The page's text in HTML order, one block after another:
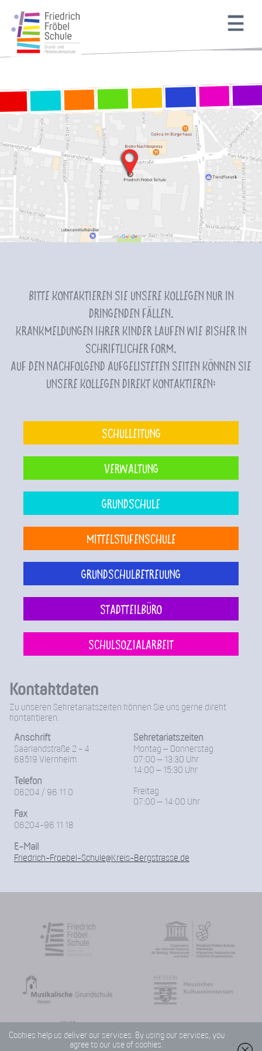
Bitte kontaktieren Sie unsere Kollegen nur in
dringenden Fällen.
Krankmeldungen Ihrer Kinder laufen wie bisher in
schriftlicher Form.
Auf den nachfolgend aufgelisteten Seiten können Sie
unsere Kollegen direkt kontaktieren:
Schulleitung
Verwaltung
Grundschule
Mittelstufenschule
Grundschulbetreuung
Stadtteilbüro
Schulsozialarbeit
Kontaktdaten
Zu unseren Sekretariatszeiten können Sie uns gerne direkt
kontaktieren.
Anschrift
Saarlandstraße 2 - 4
68519 Viernheim
Telefon
06204 / 96 11 0
Fax
06204-96 11 18
Sekretariatszeiten
Montag – Donnerstag
07:00 – 13:30 Uhr
14:00 – 15:30 Uhr
Freitag
07:00 – 14:00 Uhr
E-Mail
Friedrich-Froebel-Schule@Kreis-Bergstrasse.de
Cookies help us deliver our services. By using our services, you
agree to our use of cookies.